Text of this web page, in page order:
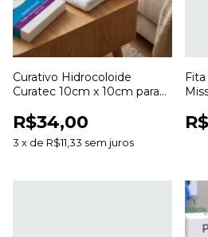
Curativo Hidrocoloide
Curatec 10cm x 10cm para
R$34,00
3 x de R$11,33 sem juros